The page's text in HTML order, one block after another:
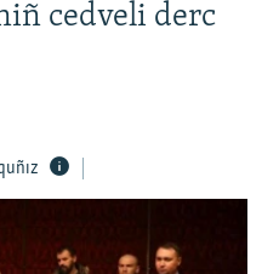
cedveli derc